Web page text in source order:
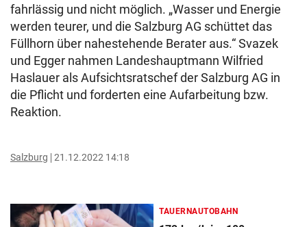
fahrlässig und nicht möglich. „Wasser und Energie
werden teurer, und die Salzburg AG schüttet das
Füllhorn über nahestehende Berater aus.“ Svazek
und Egger nahmen Landeshauptmann Wilfried
Haslauer als Aufsichtsratschef der Salzburg AG in
die Pflicht und forderten eine Aufarbeitung bzw.
Reaktion.
Salzburg 21.12.2022 14:18
TAUERNAUTOBAHN